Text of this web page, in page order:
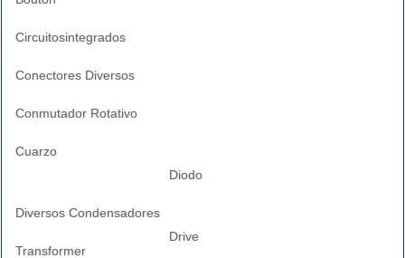
Circuitosintegrados
Conectores Diversos
Conmutador Rotativo
Cuarzo
Diodo
Diversos Condensadores
Drive
Transformer